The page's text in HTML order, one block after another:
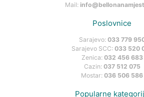
Mail:
Poslovnice
Sarajevo: 033 779
Sarajevo SCC: 033 520
Zenica: 032 456 683
Cazin: 037 512 075
Mostar: 036 506 586
Popularne